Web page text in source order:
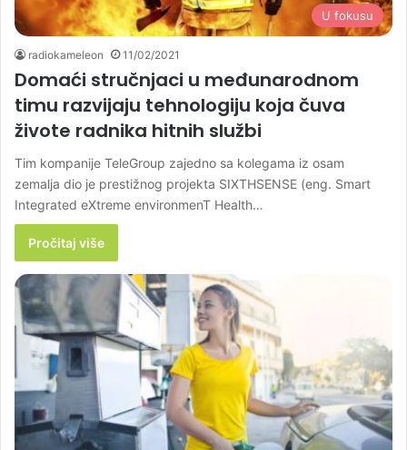
U fokusu
radiokameleon 11/02/2021
Domaći stručnjaci u međunarodnom
timu razvijaju tehnologiju koja čuva
živote radnika hitnih službi
Tim kompanije TeleGroup zajedno sa kolegama iz osam
zemalja dio je prestižnog projekta SIXTHSENSE (eng. Smart
Integrated eXtreme environmenT Health…
Pročitaj više